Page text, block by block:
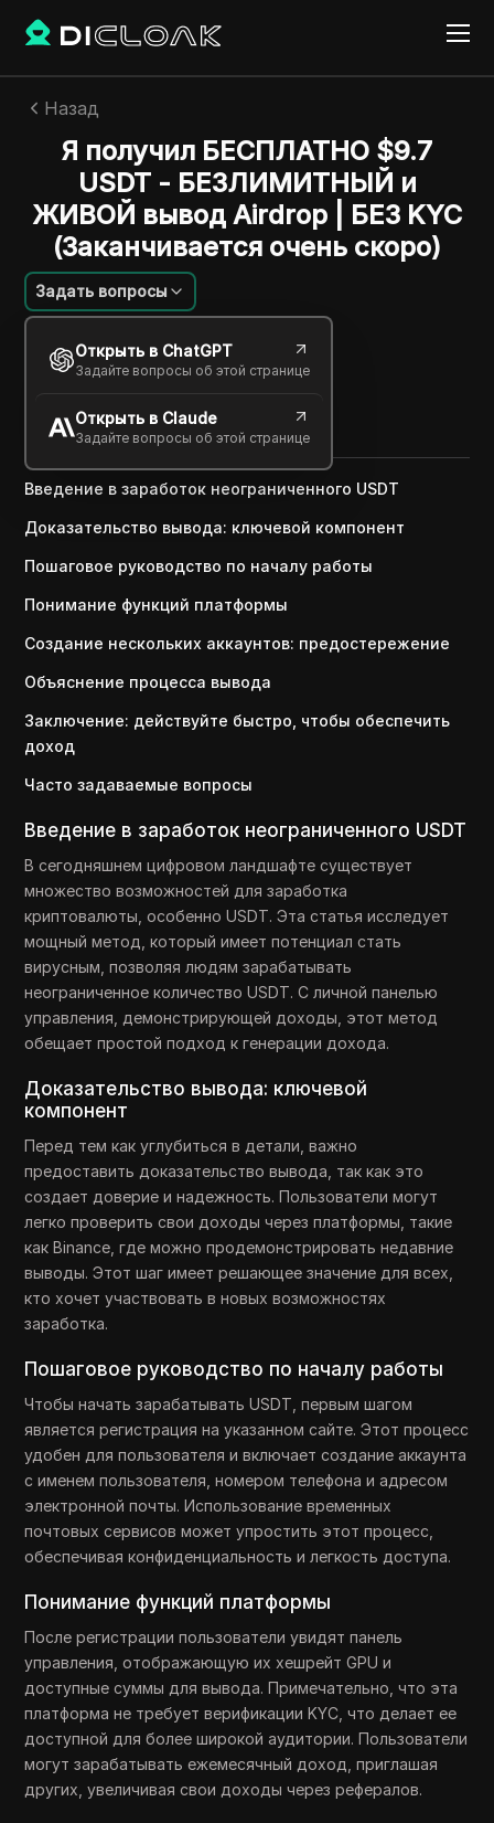
Назад
Я получил БЕСПЛАТНО $9.7
USDT - БЕЗЛИМИТНЫЙ и
ЖИВОЙ вывод Airdrop | БЕЗ KYC
(Заканчивается очень скоро)
Задать вопросы
Открыть в ChatGPT
Задайте вопросы об этой странице
Открыть в Claude
Задайте вопросы об этой странице
Алексей Сидоров
16 дек. 2024 2 минут
Copy Link
Введение в заработок неограниченного USDT
Доказательство вывода: ключевой компонент
Пошаговое руководство по началу работы
Понимание функций платформы
Создание нескольких аккаунтов: предостережение
Объяснение процесса вывода
Заключение: действуйте быстро, чтобы обеспечить
доход
Часто задаваемые вопросы
Введение в заработок неограниченного USDT
В сегодняшнем цифровом ландшафте существует
множество возможностей для заработка
криптовалюты, особенно USDT. Эта статья исследует
мощный метод, который имеет потенциал стать
вирусным, позволяя людям зарабатывать
неограниченное количество USDT. С личной панелью
управления, демонстрирующей доходы, этот метод
обещает простой подход к генерации дохода.
Доказательство вывода: ключевой
компонент
Перед тем как углубиться в детали, важно
предоставить доказательство вывода, так как это
создает доверие и надежность. Пользователи могут
легко проверить свои доходы через платформы, такие
как Binance, где можно продемонстрировать недавние
выводы. Этот шаг имеет решающее значение для всех,
кто хочет участвовать в новых возможностях
заработка.
Пошаговое руководство по началу работы
Чтобы начать зарабатывать USDT, первым шагом
является регистрация на указанном сайте. Этот процесс
удобен для пользователя и включает создание аккаунта
с именем пользователя, номером телефона и адресом
электронной почты. Использование временных
почтовых сервисов может упростить этот процесс,
обеспечивая конфиденциальность и легкость доступа.
Понимание функций платформы
После регистрации пользователи увидят панель
управления, отображающую их хешрейт GPU и
доступные суммы для вывода. Примечательно, что эта
платформа не требует верификации KYC, что делает ее
доступной для более широкой аудитории. Пользователи
могут зарабатывать ежемесячный доход, приглашая
других, увеличивая свои доходы через рефералов.